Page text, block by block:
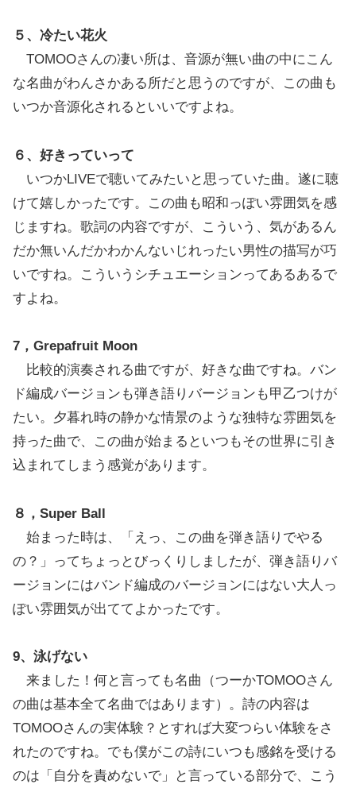
５、冷たい花火
TOMOOさんの凄い所は、音源が無い曲の中にこん
な名曲がわんさかある所だと思うのですが、この曲も
いつか音源化されるといいですよね。
６、好きっていって
いつかLIVEで聴いてみたいと思っていた曲。遂に聴
けて嬉しかったです。この曲も昭和っぽい雰囲気を感
じますね。歌詞の内容ですが、こういう、気があるん
だか無いんだかわかんないじれったい男性の描写が巧
いですね。こういうシチュエーションってあるあるで
すよね。
7，Grepafruit Moon
比較的演奏される曲ですが、好きな曲ですね。バン
ド編成バージョンも弾き語りバージョンも甲乙つけが
たい。夕暮れ時の静かな情景のような独特な雰囲気を
持った曲で、この曲が始まるといつもその世界に引き
込まれてしまう感覚があります。
８，Super Ball
始まった時は、「えっ、この曲を弾き語りでやる
の？」ってちょっとびっくりしましたが、弾き語りバ
ージョンにはバンド編成のバージョンにはない大人っ
ぽい雰囲気が出ててよかったです。
9、泳げない
来ました！何と言っても名曲（つーかTOMOOさん
の曲は基本全て名曲ではあります）。詩の内容は
TOMOOさんの実体験？とすれば大変つらい体験をさ
れたのですね。でも僕がこの詩にいつも感銘を受ける
のは「自分を責めないで」と言っている部分で、こう